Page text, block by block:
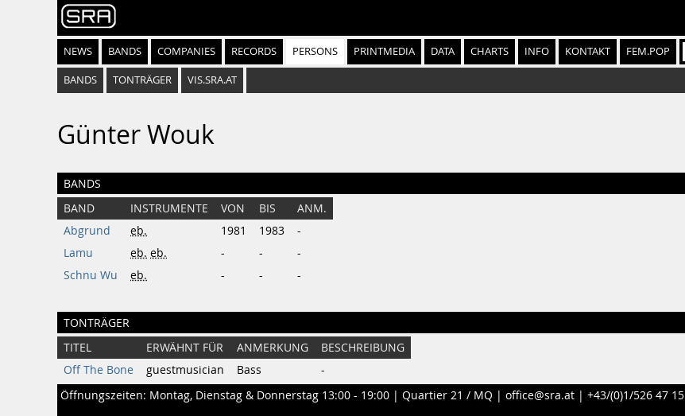
NEWS BANDS COMPANIES RECORDS PERSONS PRINTMEDIA DATA CHARTS INFO KONTAKT FEM.POP
BANDS TONTRÄGER VIS.SRA.AT
Günter Wouk
BANDS
BAND INSTRUMENTE VON BIS
ANM.
Abgrund
eb. 1981 1983
-
Lamu
eb. eb. - -
-
Schnu Wu
eb. - - -
TONTRÄGER
TITEL ERWÄHNT FÜR ANMERKUNG
BESCHREIBUNG
Off The Bone
guestmusician Bass
-
Öffnungszeiten: Montag, Dienstag & Donnerstag 13:00 - 19:00 | Quartier 21 / MQ | office@sra.at | +43/(0)1/526 47 15